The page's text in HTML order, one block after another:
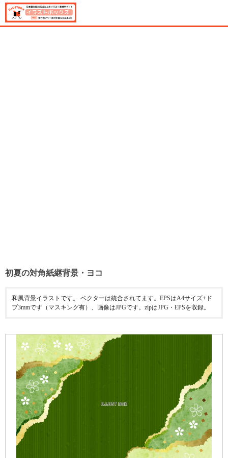
初夏の対角紙継背景・ヨコ
和風背景イラストです。 ベクターは統合されてます。EPSはA4サイズ+ド
ブ3mmです（マスキング有）、画像はJPGです。zipはJPG・EPSを収録。